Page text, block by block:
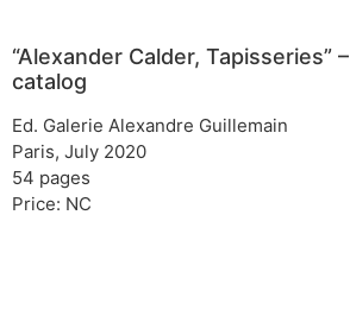
“Alexander Calder, Tapisseries”
catalog
Ed. Galerie Alexandre Guillemain
Paris, July 2020
54 pages
Price: NC